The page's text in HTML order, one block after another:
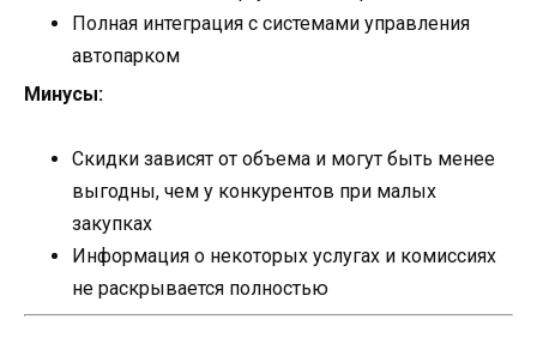
Полная интеграция с системами управления
автопарком
Минусы:
Скидки зависят от объема и могут быть менее
выгодны, чем у конкурентов при малых
закупках
Информация о некоторых услугах и комиссиях
не раскрывается полностью